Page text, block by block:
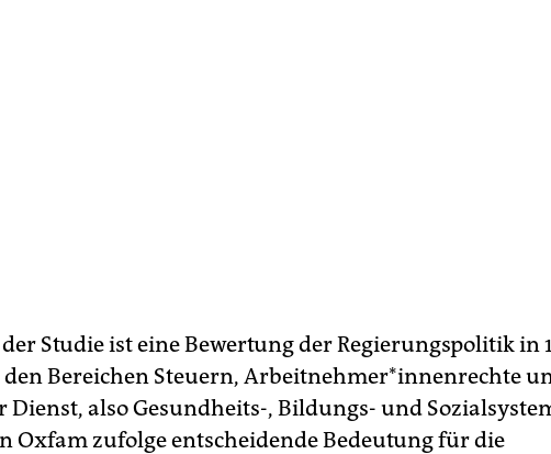
Studie ist eine Bewertung der Regierungspolitik in
Bereichen Steuern, Arbeitnehmer*innenrechte
also Gesundheits-, Bildungs- und
Oxfam zufolge entscheidende Bedeutung für die